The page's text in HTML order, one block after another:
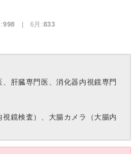
998 | 6月:833
、肝臓専門医、消化器内視鏡専門
視鏡検査）、大腸カメラ（大腸内